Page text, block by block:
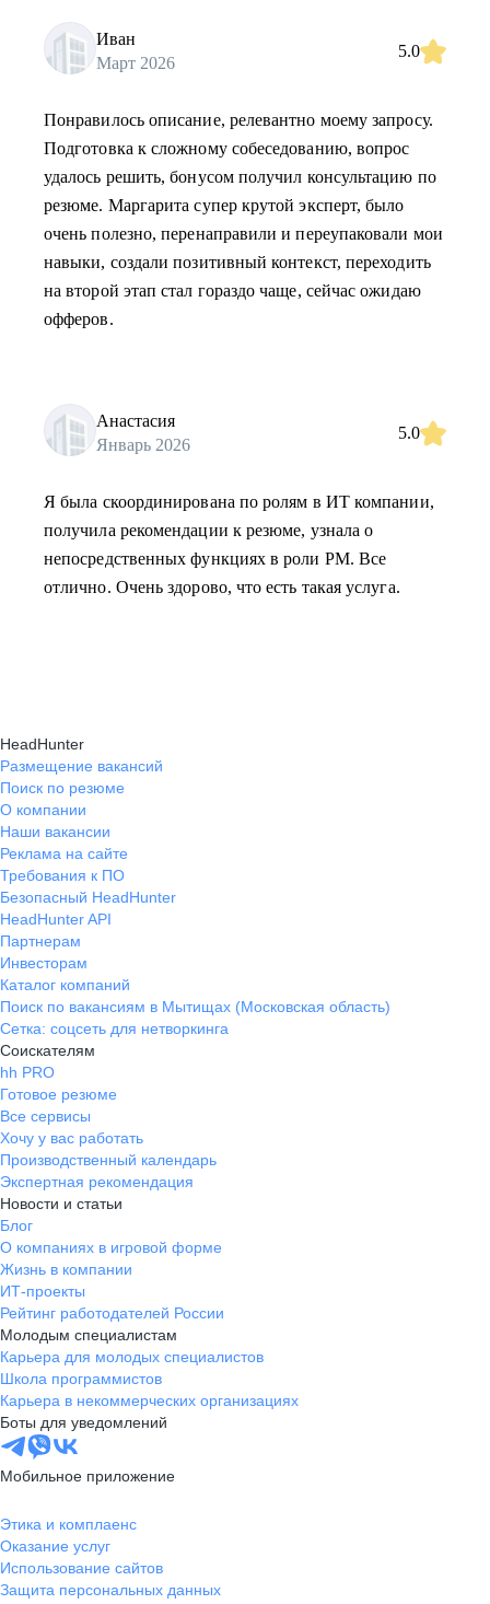
Иван
Март 2026
5.0
Понравилось описание, релевантно моему запросу.
Подготовка к сложному собеседованию, вопрос
удалось решить, бонусом получил консультацию по
резюме. Маргарита супер крутой эксперт, было
очень полезно, перенаправили и переупаковали мои
навыки, создали позитивный контекст, переходить
на второй этап стал гораздо чаще, сейчас ожидаю
офферов.
Анастасия
Январь 2026
5.0
Я была скоординирована по ролям в ИТ компании,
получила рекомендации к резюме, узнала о
непосредственных функциях в роли PM. Все
отлично. Очень здорово, что есть такая услуга.
HeadHunter
Размещение вакансий
Поиск по резюме
О компании
Наши вакансии
Реклама на сайте
Требования к ПО
Безопасный HeadHunter
HeadHunter API
Партнерам
Инвесторам
Каталог компаний
Поиск по вакансиям в Мытищах (Московская область)
Сетка: соцсеть для нетворкинга
Соискателям
hh PRO
Готовое резюме
Все сервисы
Хочу у вас работать
Производственный календарь
Экспертная рекомендация
Новости и статьи
Блог
О компаниях в игровой форме
Жизнь в компании
ИТ-проекты
Рейтинг работодателей России
Молодым специалистам
Карьера для молодых специалистов
Школа программистов
Карьера в некоммерческих организациях
Боты для уведомлений
Мобильное приложение
Этика и комплаенс
Оказание услуг
Использование сайтов
Защита персональных данных